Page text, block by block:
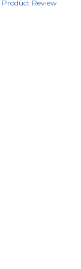
Product Review